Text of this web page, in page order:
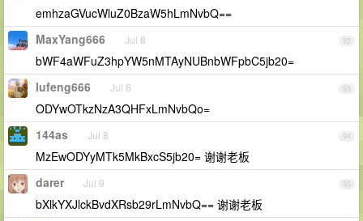
emhzaGVucWluZ0BzaW5hLmNvbQ==
92
MaxYang666 Jul 8
bWF4aWFuZ3hpYW5nMTAyNUBnbWFpbC5jb20=
93
lufeng666 Jul 8
ODYwOTkzNzA3QHFxLmNvbQo=
94
144as Jul 8
MzEwODYyMTk5MkBxcS5jb20= 谢谢老板
95
darer Jul 9
bXlkYXJlckBvdXRsb29rLmNvbQ== 谢谢老板